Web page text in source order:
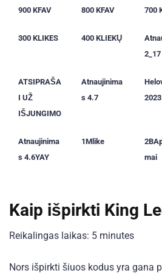
900 KFAV 800 KFAV 700
300 KLIKES 400 KLIEKŲ
2_17
ATSIPRAŠA
I UŽ
IŠJUNGIMO
Atnaujinima
s 4.7
Atnaujinima
s 4.6YAY
1Mlike
mai
Kaip išpirkti King
Reikalingas laikas: 5 minutes
Nors išpirkti šiuos kodus yra gana